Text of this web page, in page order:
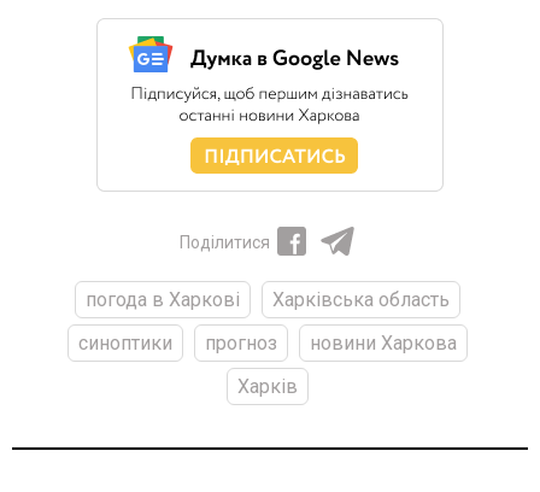
Поділитися
погода в Харкові
Харківська область
синоптики
прогноз
новини Харкова
Харків